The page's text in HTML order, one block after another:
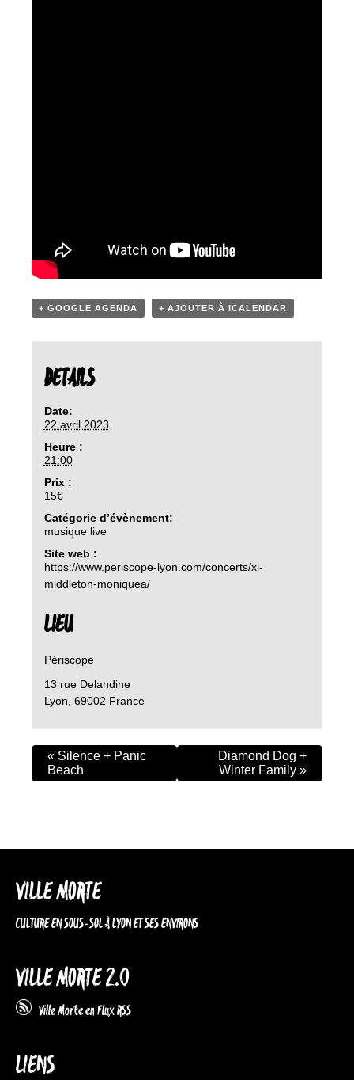
+ GOOGLE AGENDA + AJOUTER À ICALENDAR
DETAILS
Date:
22 avril 2023
Heure :
21:00
Prix :
15€
Catégorie d’évènement:
musique live
Site web :
https://www.periscope-lyon.com/concerts/xl-
middleton-moniquea/
LIEU
Périscope
13 rue Delandine
Lyon 69002 France
« Silence + Panic
Beach
Diamond Dog +
Winter Family »
VILLE MORTE
CULTURE EN SOUS-SOL À LYON ET SES ENVIRONS
VILLE MORTE 2.0
Ville Morte en Flux RSS
LIENS